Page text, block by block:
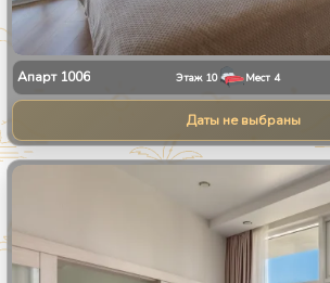
Апарт 1006 Этаж 10 Мест 4
Даты не выбраны
25